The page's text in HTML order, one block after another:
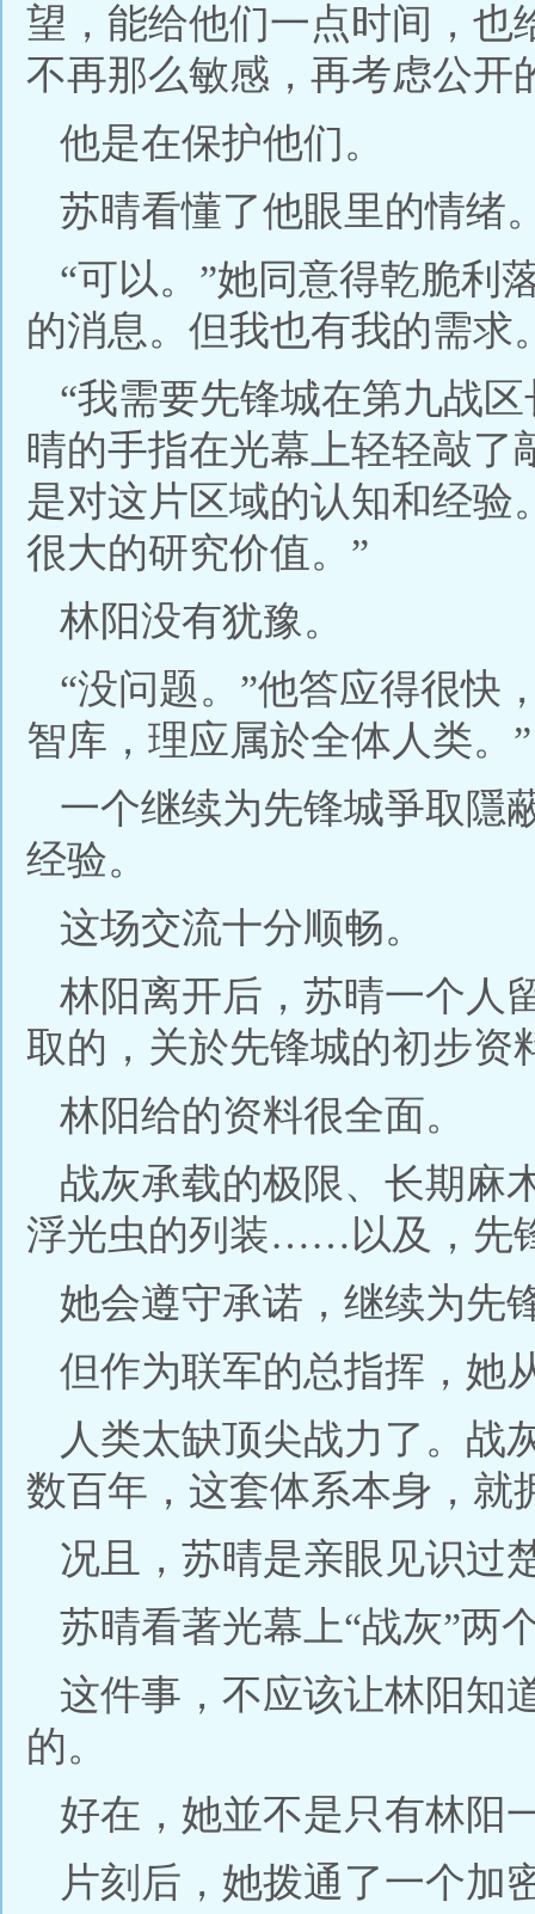
望，能给他们一点时间，也
不再那么敏感，再考虑公开
他是在保护他们。
苏晴看懂了他眼里的情绪
“可以。”她同意得乾脆利
的消息。但我也有我的需求
“我需要先锋城在第九战
晴的手指在光幕上轻轻敲了
是对这片区域的认知和经验
很大的研究价值。”
林阳没有犹豫。
“没问题。”他答应得很快
智库，理应属於全体人类。”
一个继续为先锋城爭取隱
经验。
这场交流十分顺畅。
林阳离开后，苏晴一个人
取的，关於先锋城的初步资
林阳给的资料很全面。
战灰承载的极限、长期麻
浮光虫的列装……以及，先
她会遵守承诺，继续为先
但作为联军的总指挥，她
人类太缺顶尖战力了。战
数百年，这套体系本身，就
况且，苏晴是亲眼见识过
苏晴看著光幕上“战灰”两
这件事，不应该让林阳知
的。
好在，她並不是只有林阳
片刻后，她拨通了一个加